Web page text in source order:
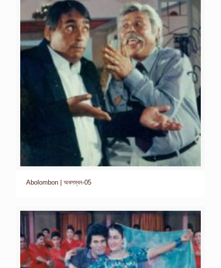
Abolombon | অবলম্বন-05